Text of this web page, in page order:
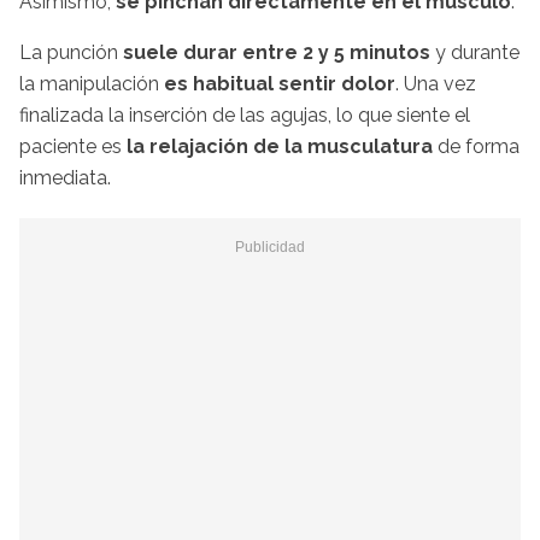
La punción suele durar entre 2 y 5 minutos y durante
la manipulación es habitual sentir dolor. Una vez
finalizada la inserción de las agujas, lo que siente el
paciente es la relajación de la musculatura de forma
inmediata.